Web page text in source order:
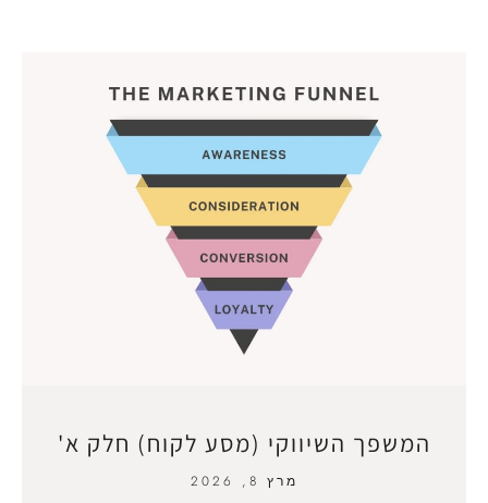
המשפך השיווקי (מסע לקוח) חלק א'
מרץ 8, 2026